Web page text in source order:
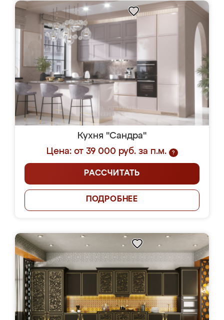
Кухня "Сандра"
Цена: от 39 000 руб. за п.м.
?
РАССЧИТАТЬ
ПОДРОБНЕЕ